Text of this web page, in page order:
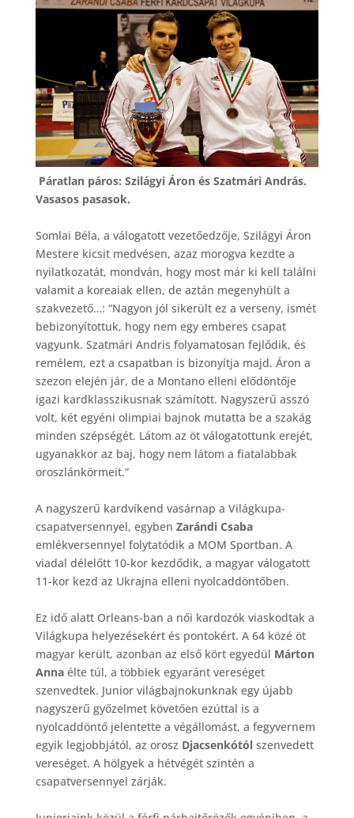
Páratlan páros: Szilágyi Áron és Szatmári András.
Vasasos pasasok.
Somlai Béla, a válogatott vezetőedzője, Szilágyi Áron
Mestere kicsit medvésen, azaz morogva kezdte a
nyilatkozatát, mondván, hogy most már ki kell találni
valamit a koreaiak ellen, de aztán megenyhült a
szakvezető…: “Nagyon jól sikerült ez a verseny, ismét
bebizonyítottuk, hogy nem egy emberes csapat
vagyunk. Szatmári Andris folyamatosan fejlődik, és
remélem, ezt a csapatban is bizonyítja majd. Áron a
szezon elején jár, de a Montano elleni elődöntője
igazi kardklasszikusnak számított. Nagyszerű asszó
volt, két egyéni olimpiai bajnok mutatta be a szakág
minden szépségét. Látom az öt válogatottunk erejét,
ugyanakkor az baj, hogy nem látom a fiatalabbak
oroszlánkörmeit.”
A nagyszerű kardvíkend vasárnap a Világkupa-
csapatversennyel, egyben Zarándi Csaba
emlékversennyel folytatódik a MOM Sportban. A
viadal délelőtt 10-kor kezdődik, a magyar válogatott
11-kor kezd az Ukrajna elleni nyolcaddöntőben.
Ez idő alatt Orleans-ban a női kardozók viaskodtak a
Világkupa helyezésekért és pontokért. A 64 közé öt
magyar került, azonban az első kört egyedül Márton
Anna élte túl, a többiek egyaránt vereséget
szenvedtek. Junior világbajnokunknak egy újabb
nagyszerű győzelmet követően ezúttal is a
nyolcaddöntő jelentette a végállomást, a fegyvernem
egyik legjobbjától, az orosz Djacsenkótólszenvedett
vereséget. A hölgyek a hétvégét szintén a
csapatversennyel zárják.